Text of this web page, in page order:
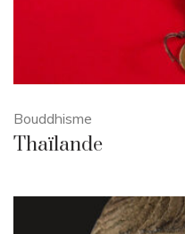
Bouddhisme
Thaïlande